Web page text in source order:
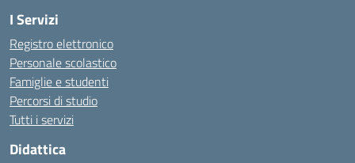
I Servizi
Registro elettronico
Personale scolastico
Famiglie e studenti
Percorsi di studio
Tutti i servizi
Didattica